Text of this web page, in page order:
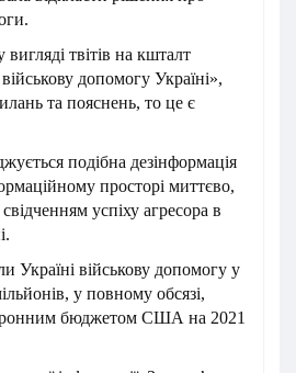
твітів на кшталт
допомогу Україні»,
та пояснень, то це є
подібна дезінформація
просторі миттєво,
успіху агресора в
військову допомогу у
у повному обсязі,
бюджетом США на 2021